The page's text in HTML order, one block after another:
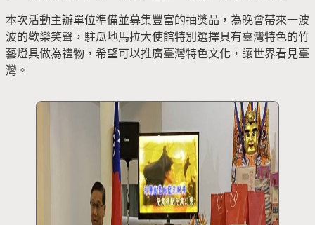
本次活動主辦單位準備並募集豐富的抽獎品，為晚會帶來一波
波的歡樂笑聲，駐瓜地馬拉大使館特別選擇具有臺灣特色的竹
藝燈具做為禮物，希望可以推廣臺灣特色文化，讓世界看見臺
灣。